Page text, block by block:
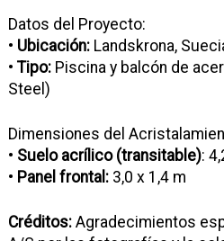
Datos del Proyecto:
• Ubicación:Landskrona,
• Tipo:Piscina y balcón de
Steel)
Dimensiones del
• Suelo acrílico (transitable):
• Panel frontal:3,0 x 1,4 m
Créditos:Agradecimientos